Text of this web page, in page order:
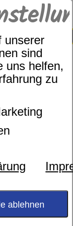
unserer
sind
uns helfen,
zu
ablehnen
SUCHE
0